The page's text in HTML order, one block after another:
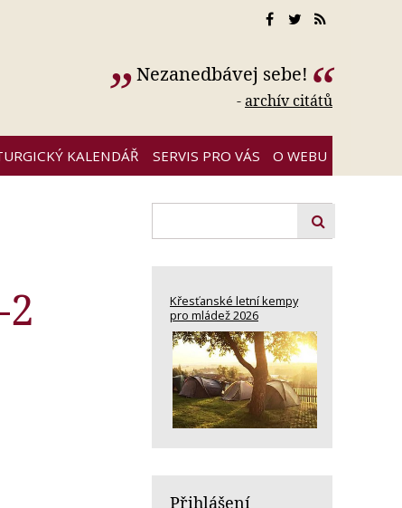
Nezanedbávej sebe!
-archív citátů
KALENDÁŘ SERVIS PRO VÁS O WEBU
Křesťanské letní kempy
pro mládež 2026
Přihlášení